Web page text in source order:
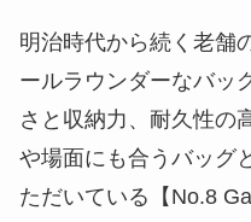
明治時代から続く老舗
ールラウンダーなバッ
さと収納力、耐久性の
や場面にも合うバッグ
ただいている【No.8